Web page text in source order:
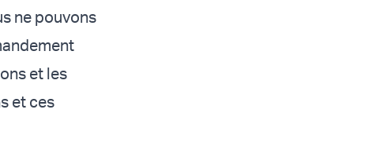
ne pouvons
et les
et ces